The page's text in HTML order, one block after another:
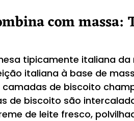
com massa:
tipicamente italiana da
italiana à base de
de biscoito
de biscoito são
de leite fresco,